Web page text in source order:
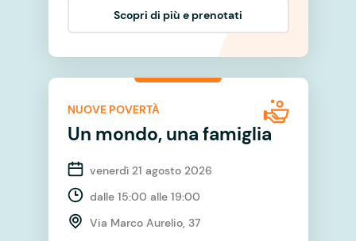
Scopri di più e prenotati
NUOVE POVERTÀ
Un mondo, una famiglia
venerdì 21 agosto 2026
dalle 15:00 alle 19:00
Via Marco Aurelio, 37